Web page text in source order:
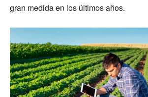
gran medida en los últimos años.